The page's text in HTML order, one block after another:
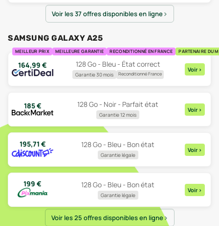
Voir les 37 offres disponibles en ligne
SAMSUNG GALAXY A25
MEILLEUR PRIX MEILLEURE GARANTIE RECONDITIONNÉ EN FRANCE PARTENAIRE DU
164,99 € 128 Go - Bleu - État correct
Garantie 30 mois Reconditionné France
Voir >
185€ 128 Go - Noir - Parfait état
Garantie 12 mois
Voir >
195,71 € 128 Go - Bleu - Bon état
Garantie légale
Voir >
199 € 128 Go - Bleu - Bon état
Garantie légale
Voir >
Voir les 25 offres disponibles en ligne